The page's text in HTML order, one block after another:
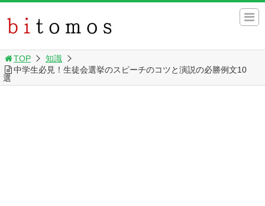
TOP
知識
中学生必見！生徒会選挙のスピーチのコツと演説の必勝例文10
選